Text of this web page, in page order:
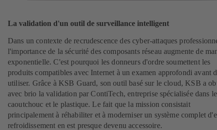
La validation d'un outil de surveillance intelligent
Dans un contexte de recrudescence des cyber-attaques
l'importance de la sécurité des composants réseau augmente de
exponentielle. C'est pourquoi les donneurs d'ordre soumettent les
produits compatibles avec Internet à un examen approfondi avant
utiliser. Grâce à KSB Guard, son outil basé sur le cloud, KSB a
avec brio la validation par ContiTech, entreprise spécialisée dans le
caoutchouc et le plastique. Le fait que la mission consistait
principalement à réhabiliter et à moderniser un système complet
refroidissement en est presque devenu accessoire.